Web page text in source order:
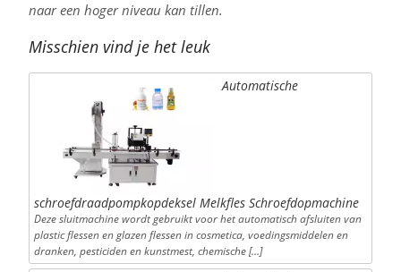
naar een hoger niveau kan tillen.
Misschien vind je het leuk
Automatische
schroefdraadpompkopdeksel Melkfles Schroefdopmachine
Deze sluitmachine wordt gebruikt voor het automatisch afsluiten van
plastic flessen en glazen flessen in cosmetica, voedingsmiddelen en
dranken, pesticiden en kunstmest, chemische […]